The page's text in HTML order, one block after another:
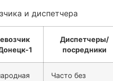
и диспетчера
Диспетчеры/
посредники
Часто без